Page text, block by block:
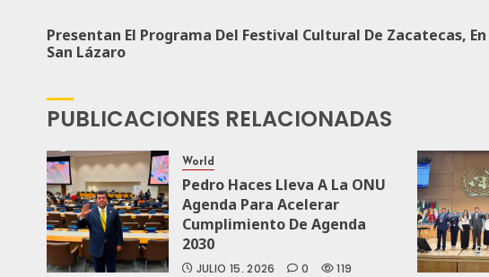
Presentan El Programa Del Festival Cultural De Zacatecas,
San Lázaro
PUBLICACIONES RELACIONADAS
World
Pedro Haces Lleva A La ONU
Agenda Para Acelerar
Cumplimiento De Agenda
2030
JULIO 15, 2026 0 119